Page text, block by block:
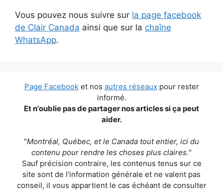
Vous pouvez nous suivre sur la page facebook
de Clair Canada ainsi que sur la chaîne
WhatsApp.
Page Facebooket nos autres réseauxpour rester
informé.
Et n'oublie pas de partager nos articles si ça peut
aider.
"Montréal, Québec, et le Canada tout entier, ici du
contenu pour rendre les choses plus claires."
Sauf précision contraire, les contenus tenus sur ce
site sont de l'information générale et ne valent pas
conseil, il vous appartient le cas échéant de consulter